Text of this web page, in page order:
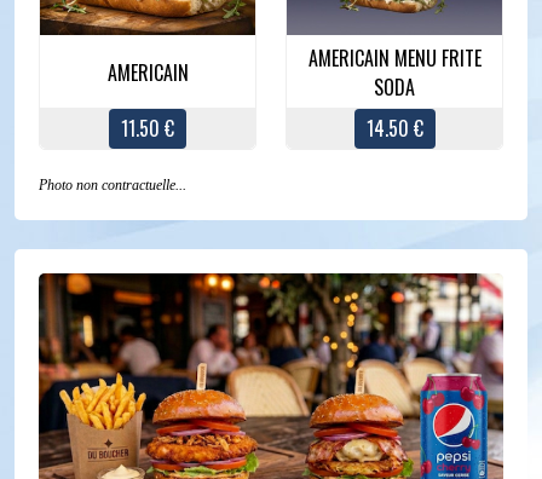
AMERICAIN
11.50 €
AMERICAIN MENU FRITE
SODA
14.50 €
Photo non contractuelle...